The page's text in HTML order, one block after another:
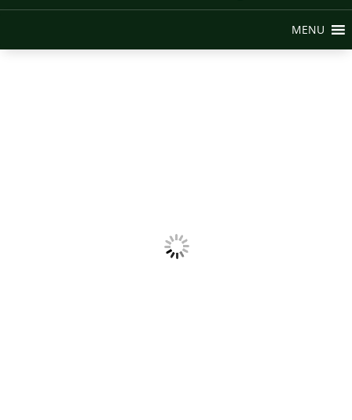
MENU